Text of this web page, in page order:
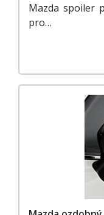
Mazda spoiler
pro…